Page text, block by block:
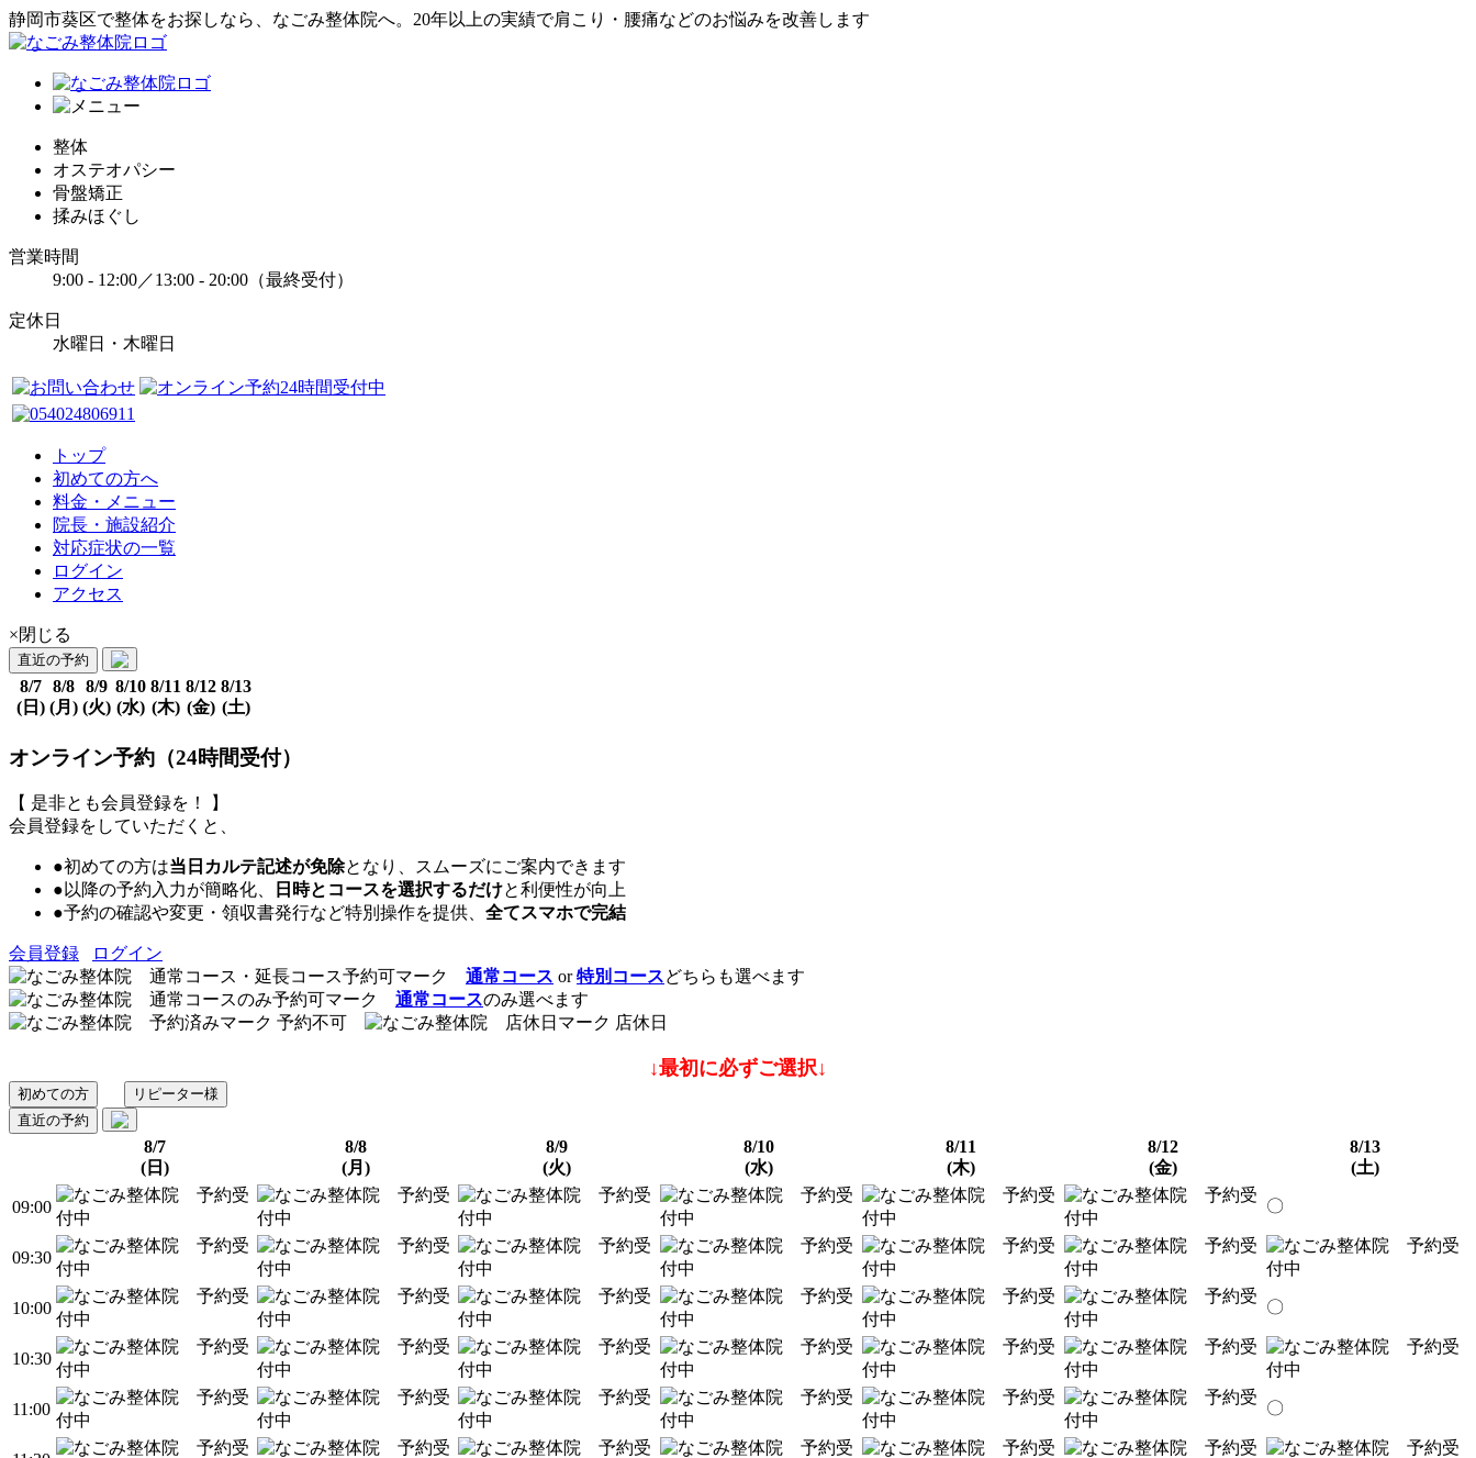
静岡市葵区で整体をお探しなら、なごみ整体院へ。20年以上の実績で肩こり・腰痛などのお悩みを改善します
整体
オステオパシー
骨盤矯正
揉みほぐし
営業時間
9:00 - 12:00／13:00 - 20:00（最終受付）
定休日
水曜日・木曜日
トップ
初めての方へ
料金・メニュー
院長・施設紹介
対応症状の一覧
ログイン
アクセス
×閉じる
直近の予約
8/7
(日)
8/8
(月)
8/9
(火)
8/10
(水)
8/11
(木)
8/12
(金)
8/13
(土)
オンライン予約（24時間受付）
【 是非とも会員登録を！ 】
会員登録をしていただくと、
●初めての方は当日カルテ記述が免除となり、スムーズにご案内できます
●以降の予約入力が簡略化、
日時とコースを選択するだけと利便性が向上
●予約の確認や変更・領収書発行など特別操作を提供、 全てスマホで完結
会員登録
ログイン
通常コース or特別コースどちらも選べます
通常コースのみ選べます
予約不可
店休日
↓最初に必ずご選択↓
初めての方
リピーター様
直近の予約
8/7
(日)
8/8
(月)
8/9
(火)
8/10
(水)
8/11
(木)
8/12
(金)
8/13
(土)
09:00 〇
09:30
10:00 〇
10:30
11:00 〇